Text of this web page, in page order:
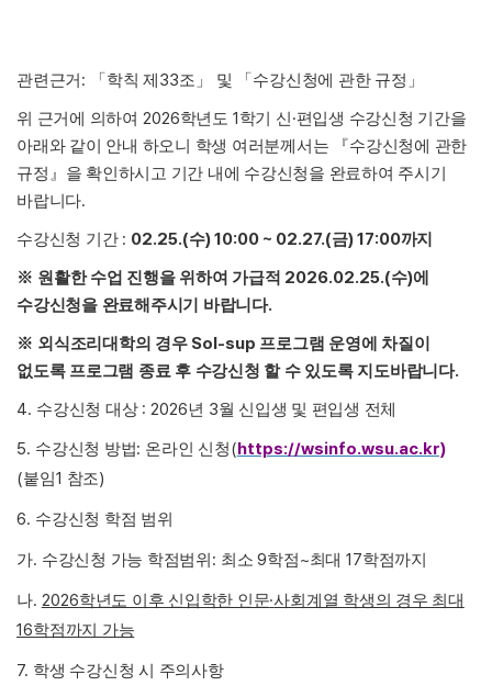
관련근거 : 「 학칙 제 33조 」 및 「 수강신청에 관한 규정 」
위 근거에 의하여 2026학년도 1학기 신 ·편입생 수강신청 기간을
아래와 같이 안내 하오니 학생 여러분께서는
『수강신청에 관한
규정 』 을 확인하시고 기간 내에 수강신청을 완료하여 주시기
바랍니다.
수강신청 기간 : 02.25.(수) 10:00 ~ 02.27.(금) 17:00까지
※ 원활한 수업 진행을 위하여 가급적 2026.02.25.(수)에
수강신청을 완료해주시기 바랍니다.
※ 외식조리대학의 경우 Sol-sup 프로그램 운영에 차질이
없도록 프로그램 종료 후 수강신청 할 수 있도록 지도바랍니다.
4. 수강신청 대상 : 2026년 3월 신입생 및 편입생 전체
5. 수강신청 방법: 온라인 신청(https://wsinfo.wsu.ac.kr)
(붙임1 참조)
6. 수강신청 학점 범위
가. 수강신청 가능 학점범위 : 최소 9학점~최대 17학점까지
나. 2026학년도 이후 신입학한 인문·사회계열 학생의 경우 최대
16학점까지 가능
7. 학생 수강신청 시 주의사항